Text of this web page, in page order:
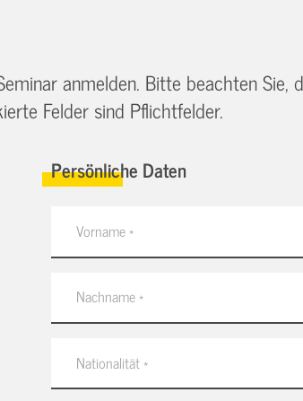
anmelden. Bitte beachten
Felder sind Pflichtfelder.
Persönliche Daten